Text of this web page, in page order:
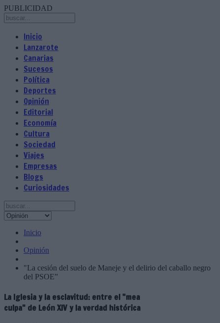
PUBLICIDAD
Inicio
Lanzarote
Canarias
Sucesos
Política
Deportes
Opinión
Editorial
Economía
Cultura
Sociedad
Viajes
Empresas
Blogs
Curiosidades
Inicio
Opinión
"La cesión del suelo de Maneje y el delirio del caballo negro
del PSOE”
La Iglesia y la esclavitud: entre el "mea
culpa" de León XIV y la verdad histórica